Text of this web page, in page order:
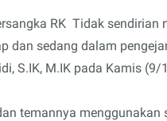
RK Tidak sendirian
dan sedang dalam
S.IK, M.IK pada Kamis
temannya